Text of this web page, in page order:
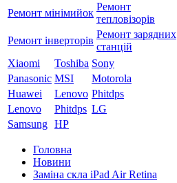
Ремонт мiнiмийок
Ремонт
тепловізорів
Ремонт інверторів
Ремонт зарядних
станцій
Xiaomi
Toshiba Sony
Panasonic MSI
Motorola
Huawei
Lenovo Phitdps
Lenovo
Phitdps LG
Samsung HP
Головна
Новини
Заміна скла iPad Air Retina